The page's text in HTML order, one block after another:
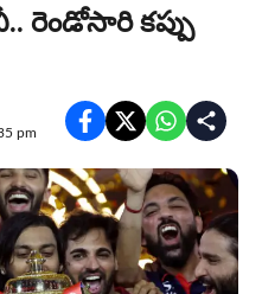
రెండోసారి కప్పు
pm